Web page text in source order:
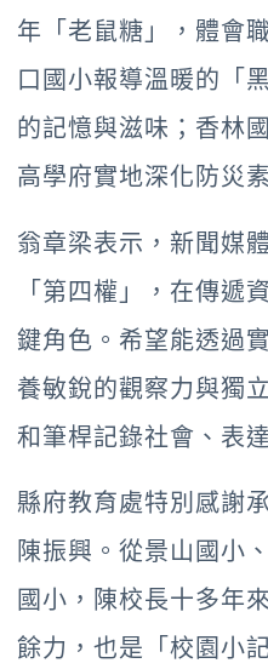
年「老鼠糖」，體會
口國小報導溫暖的「
的記憶與滋味；香林
高學府實地深化防災
翁章梁表示，新聞媒
「第四權」，在傳遞
鍵角色。希望能透過
養敏銳的觀察力與獨
和筆桿記錄社會、表
縣府教育處特別感謝
陳振興。從景山國小
國小，陳校長十多年
餘力，也是「校園小